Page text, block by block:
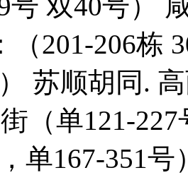
号 双40号）
（201-206栋
苏顺胡同.
（单121-
单167-351